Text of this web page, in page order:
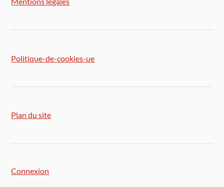
Politique-de-cookies-ue
Plan du site
Connexion